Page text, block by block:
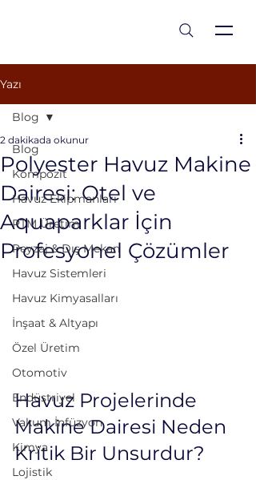
Yazı
Blog
Kompozit
Havuz Ekipmanları
RTM Üretim
Peyzaj & Dış Mekan
Havuz Sistemleri
Havuz Kimyasalları
İnşaat & Altyapı
Özel Üretim
Otomotiv
Endüstriyel
Vakum İnfüzyon
Kimya
Lojistik
Blog
Polyester Havuz Makine
Dairesi: Otel ve
Aquaparklar İçin
Profesyonel Çözümler
2 dakikada okunur
Havuz Projelerinde
Makine Dairesi Neden
Kritik Bir Unsurdur?